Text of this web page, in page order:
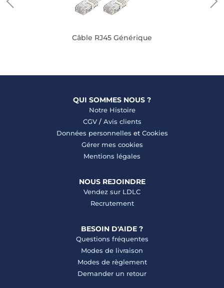
Câble RJ45 Générique
QUI SOMMES NOUS ?
Notre Histoire
CGV/ Avis clients
Données personnelles et Cookies
Gérer mes cookies
Mentions légales
NOUS REJOINDRE
Vendez sur LDLC
Recrutement
BESOIN D'AIDE ?
Questions fréquentes
Modes de livraison
Modes de règlement
Demander un retour